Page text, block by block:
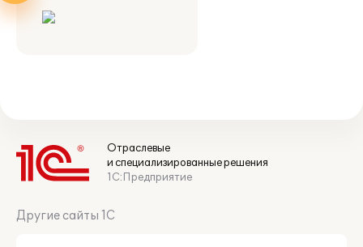
Отраслевые
и специализированные решения
1С:Предприятие
Другие сайты 1С